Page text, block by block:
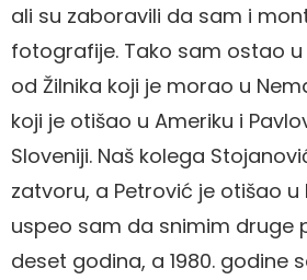
ali su zaboravili da sam i
fotografije. Tako sam ostao u
od Žilnika koji je morao u
koji je otišao u Ameriku i
Sloveniji. Naš kolega
zatvoru, a Petrović je otišao u
uspeo sam da snimim druge
deset godina, a 1980. godine